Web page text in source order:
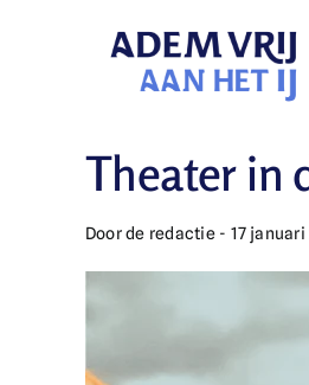
Theater in
Door de redactie - 17 januari